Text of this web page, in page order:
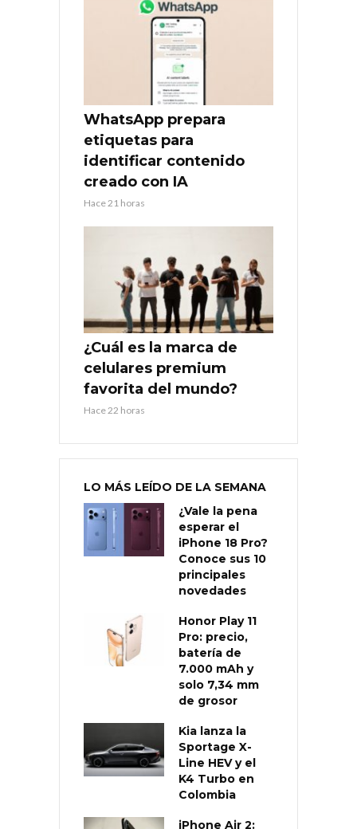
WhatsApp prepara
etiquetas para
identificar contenido
creado con IA
Hace 21 horas
¿Cuál es la marca de
celulares premium
favorita del mundo?
Hace 22 horas
LO MÁS LEÍDO DE LA SEMANA
¿Vale la pena
esperar el
iPhone 18 Pro?
Conoce sus 10
principales
novedades
Honor Play 11
Pro: precio,
batería de
7.000 mAh y
solo 7,34 mm
de grosor
Kia lanza la
Sportage X-
Line HEV y el
K4 Turbo en
Colombia
iPhone Air 2: